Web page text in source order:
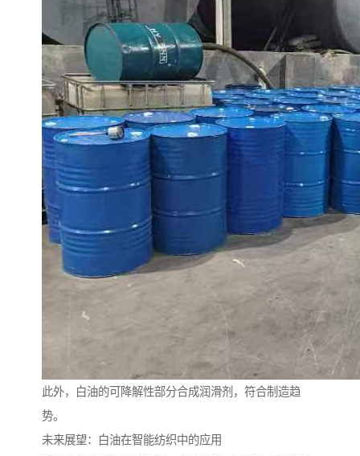
此外，白油的可降解性部分合成润滑剂，符合制造趋
势。
未来展望：白油在智能纺织中的应用